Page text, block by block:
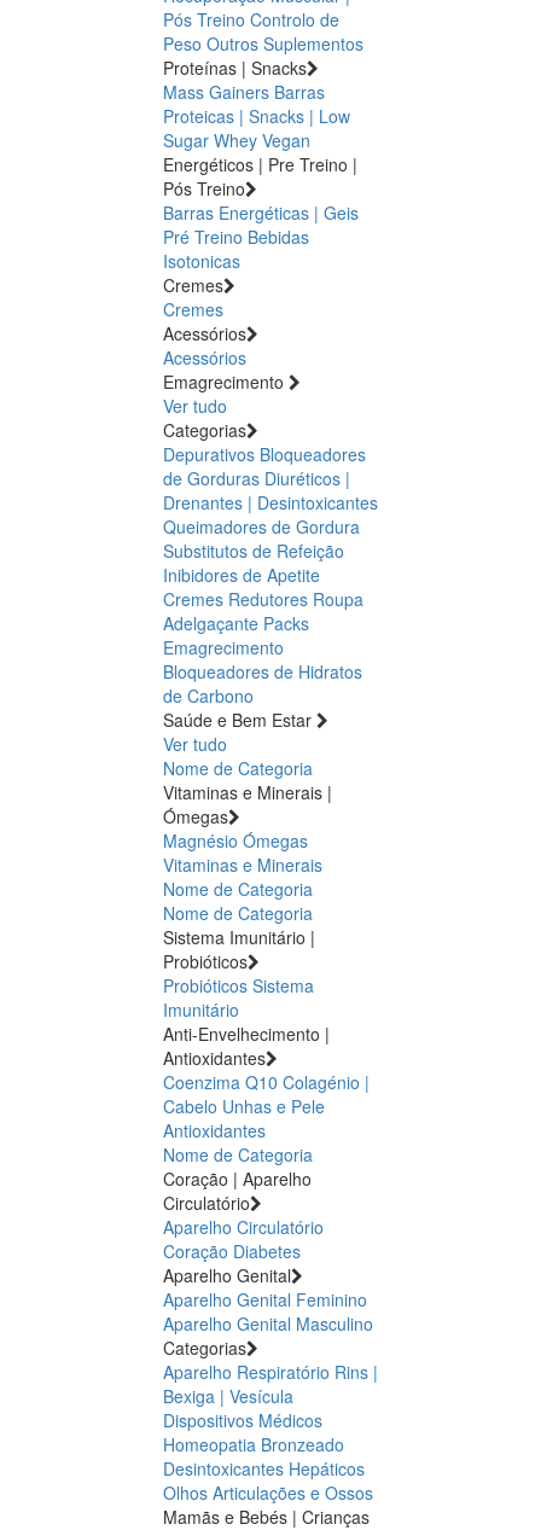
Pós Treino Controlo de
Peso Outros Suplementos
Proteínas | Snacks
Mass Gainers Barras
Proteicas | Snacks | Low
Sugar Whey Vegan
Energéticos | Pre Treino |
Pós Treino
Barras Energéticas | Geis
Pré Treino Bebidas
Isotonicas
Cremes
Cremes
Acessórios
Acessórios
Emagrecimento
Ver tudo
Categorias
Depurativos Bloqueadores
de Gorduras Diuréticos |
Drenantes | Desintoxicantes
Queimadores de Gordura
Substitutos de Refeição
Inibidores de Apetite
Cremes Redutores Roupa
Adelgaçante Packs
Emagrecimento
Bloqueadores de Hidratos
de Carbono
Saúde e Bem Estar
Ver tudo
Nome de Categoria
Vitaminas e Minerais |
Ómegas
Magnésio Ómegas
Vitaminas e Minerais
Nome de Categoria
Nome de Categoria
Sistema Imunitário |
Probióticos
Probióticos Sistema
Imunitário
Anti-Envelhecimento |
Antioxidantes
Coenzima Q10 Colagénio |
Cabelo Unhas e Pele
Antioxidantes
Nome de Categoria
Coração | Aparelho
Circulatório
Aparelho Circulatório
Coração Diabetes
Aparelho Genital
Aparelho Genital Feminino
Aparelho Genital Masculino
Categorias
Aparelho Respiratório Rins |
Bexiga | Vesícula
Dispositivos Médicos
Homeopatia Bronzeado
Desintoxicantes Hepáticos
Olhos Articulações e Ossos
Mamãs e Bebés | Crianças